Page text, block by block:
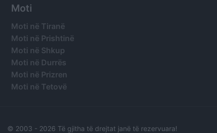
Moti
Moti në Tiranë
Moti në Prishtinë
Moti në Shkup
Moti në Durrës
Moti në Prizren
Moti në Tetovë
© 2003 - 2026 Të gjitha të drejtat janë të rezervuara!